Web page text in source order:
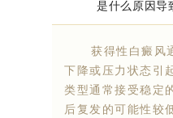
获得性白癜风通
下降或压力状态引
类型通常接受稳定
后复发的可能性较